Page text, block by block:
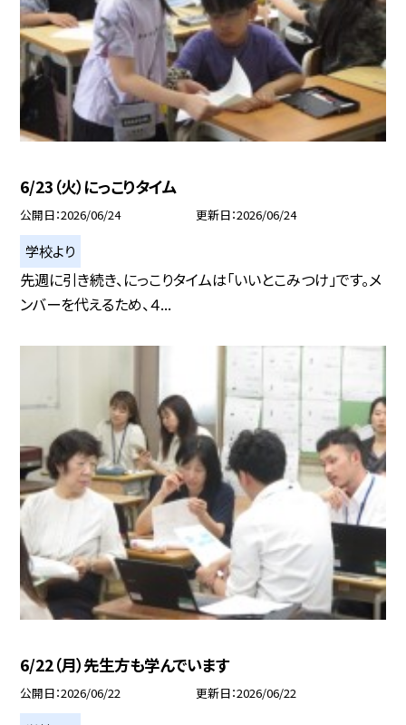
6/23（火）にっこりタイム
公開日 2026/06/24 更新日 2026/06/24
学校より
先週に引き続き、にっこりタイムは「いいとこみつけ」です。メ
ンバーを代えるため、４...
6/22（月）先生方も学んでいます
公開日 2026/06/22 更新日 2026/06/22